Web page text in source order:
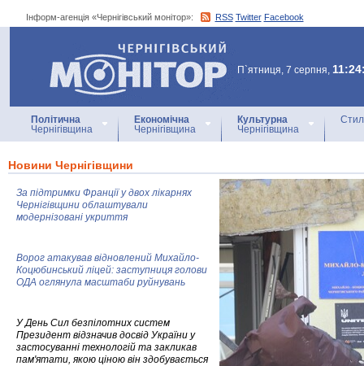
Інформ-агенція «Чернігівський монітор»: RSS Twitter Facebook
Інформ-агенція
«Чернігівський монітор»
П`ятниця, 7 серпня,
Політична
Чернігівщина
Економічна
Чернігівщина
Культурна
Чернігівщина
Новини Чернігівщини
За підтримки Франції у двох лікарнях
Чернігівщини облаштували
модернізовані укриття
Ворог атакував відновлений Михайло-
Коцюбинський ліцей: заступниця голови
ОДА оглянула масштаби руйнувань
У День Сил безпілотних систем
Президент відзначив досвід України у
застосуванні технологій та закликав
пам'ятати, якою ціною він здобувається